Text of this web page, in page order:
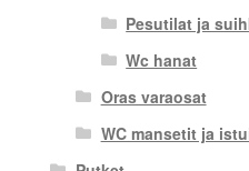
Pesutilat ja
Wc hanat
Oras varaosat
WC mansetit ja